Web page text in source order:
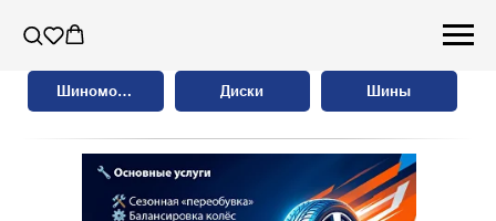
Шиномонтаж Диски Шины